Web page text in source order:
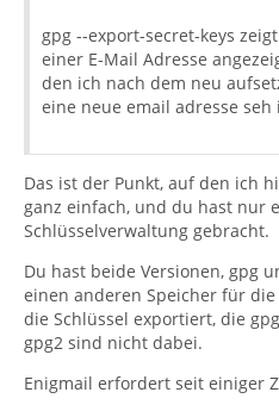
gpg --export-secret-keys
einer E-Mail Adresse
den ich nach dem neu
eine neue email adresse
Das ist der Punkt, auf den ich
ganz einfach, und du hast nur
Schlüsselverwaltung gebracht.
Du hast beide Versionen, gpg
einen anderen Speicher für
die Schlüssel exportiert, die
gpg2 sind nicht dabei.
Enigmail erfordert seit einiger